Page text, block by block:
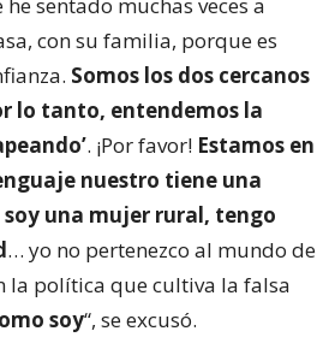
sentado muchas veces a
con su familia, porque es
Somos los dos cercanos
lo tanto, entendemos la
. ¡Por favor! Estamos en
nuestro tiene una
una mujer rural, tengo
… yo no pertenezco al mundo de
la política que cultiva la falsa
soy“, se excusó.